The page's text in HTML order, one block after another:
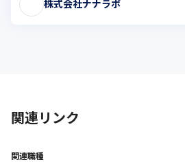
株式会社ナナラボ
関連リンク
関連職種